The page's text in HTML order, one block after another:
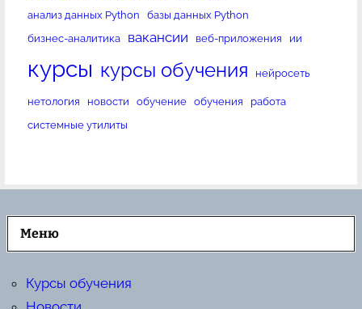
анализ данных Python
базы данных Python
бизнес-аналитика
вакансии веб-приложения ии
курсы курсы обучения нейросеть
нетология новости обучение обучения
работа
системные утилиты
Меню
Курсы обучения